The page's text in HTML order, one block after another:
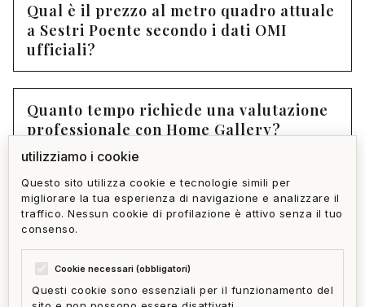
Qual è il prezzo al metro quadro attuale
a Sestri Poente secondo i dati OMI
ufficiali?
Quanto tempo richiede una valutazione
professionale con Home Gallery?
Perché le stime automatiche online non
sono affidabili per gli immobili di
pregio?
utilizziamo i cookie
Questo sito utilizza cookie e tecnologie simili per
migliorare la tua esperienza di navigazione e analizzare il
traffico. Nessun cookie di profilazione è attivo senza il tuo
consenso.
Cookie necessari (obbligatori)
Questi cookie sono essenziali per il funzionamento del